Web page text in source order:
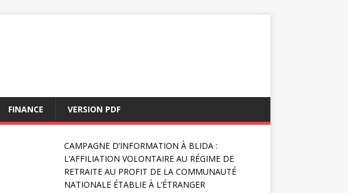
FINANCE VERSION PDF
CAMPAGNE D’INFORMATION À BLIDA :
L’AFFILIATION VOLONTAIRE AU RÉGIME DE
RETRAITE AU PROFIT DE LA COMMUNAUTÉ
NATIONALE ÉTABLIE À L’ÉTRANGER